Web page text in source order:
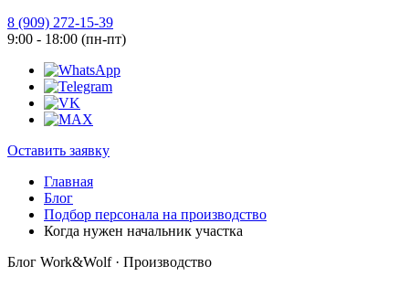
8 (909) 272-15-39
9:00 - 18:00 (пн-пт)
Оставить заявку
Главная
Блог
Подбор персонала на производство
Когда нужен начальник участка
Блог Work&Wolf · Производство